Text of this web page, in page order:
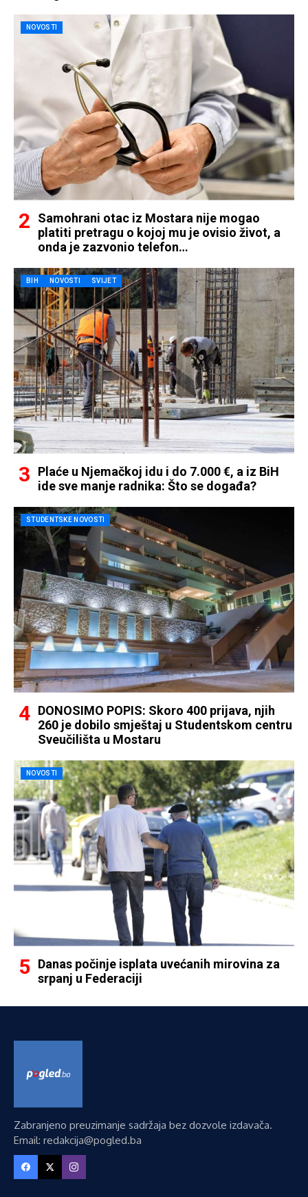
NOVOSTI
Samohrani otac iz Mostara nije mogao
platiti pretragu o kojoj mu je ovisio život, a
onda je zazvonio telefon…
BIH NOVOSTI SVIJET
Plaće u Njemačkoj idu i do 7.000 €, a iz BiH
ide sve manje radnika: Što se događa?
STUDENTSKE NOVOSTI
DONOSIMO POPIS: Skoro 400 prijava, njih
260 je dobilo smještaj u Studentskom centru
Sveučilišta u Mostaru
NOVOSTI
Danas počinje isplata uvećanih mirovina za
srpanj u Federaciji
Zabranjeno preuzimanje sadržaja bez dozvole izdavača.
Email: redakcija@pogled.ba